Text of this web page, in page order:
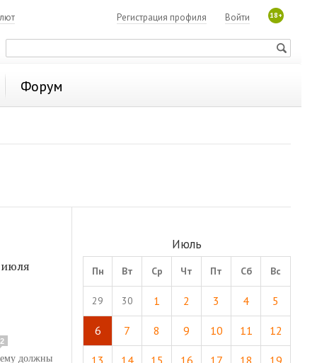
18+
Войти
Регистрация профиля
Форум
2
ему должны
Июль
Пн Вт Ср Чт Пт Сб Вс
29 30 1 2 3 4 5
6 7 8 9 10 11 12
13 14 15 16 17 18 19